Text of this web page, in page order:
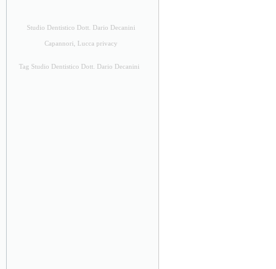
Studio Dentistico Dott. Dario Decanini
Capannori, Lucca privacy
Tag Studio Dentistico Dott. Dario Decanini